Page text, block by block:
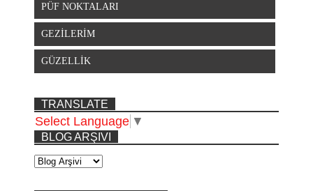
PÜF NOKTALARI
GEZİLERİM
GÜZELLİK
TRANSLATE
Select Language ▼
BLOG ARŞIVI